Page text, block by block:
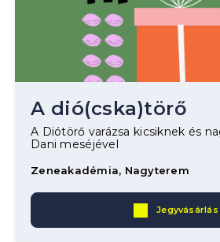
A dió(cska)törő
A Diótörő varázsa kicsiknek és
Dani meséjével
Zeneakadémia, Nagyterem
Jegyvásárlás